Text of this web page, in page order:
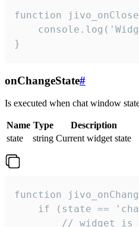
function
}
onChangeState#
Is executed when chat window
Name Type
Description
state
string Current widget state
function
if (state ==
// widget is